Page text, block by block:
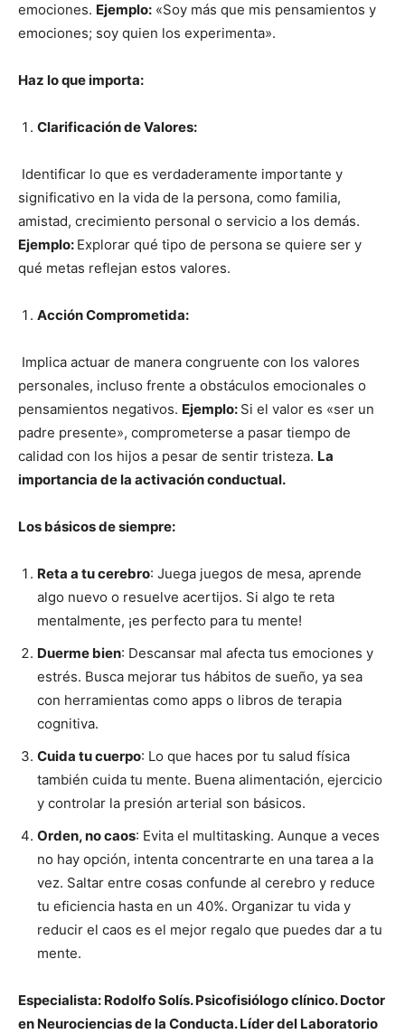
emociones. Ejemplo: «Soy más que mis pensamientos y
emociones; soy quien los experimenta».
Haz lo que importa:
Clarificación de Valores:
Identificar lo que es verdaderamente importante y
significativo en la vida de la persona, como familia,
amistad, crecimiento personal o servicio a los demás.
Ejemplo: Explorar qué tipo de persona se quiere ser y
qué metas reflejan estos valores.
Acción Comprometida:
Implica actuar de manera congruente con los valores
personales, incluso frente a obstáculos emocionales o
pensamientos negativos. Ejemplo: Si el valor es «ser un
padre presente», comprometerse a pasar tiempo de
calidad con los hijos a pesar de sentir tristeza. La
importancia de la activación conductual.
Los básicos de siempre:
Reta a tu cerebro: Juega juegos de mesa, aprende
algo nuevo o resuelve acertijos. Si algo te reta
mentalmente, ¡es perfecto para tu mente!
Duerme bien: Descansar mal afecta tus emociones y
estrés. Busca mejorar tus hábitos de sueño, ya sea
con herramientas como apps o libros de terapia
cognitiva.
Cuida tu cuerpo: Lo que haces por tu salud física
también cuida tu mente. Buena alimentación, ejercicio
y controlar la presión arterial son básicos.
Orden, no caos: Evita el multitasking. Aunque a veces
no hay opción, intenta concentrarte en una tarea a la
vez. Saltar entre cosas confunde al cerebro y reduce
tu eficiencia hasta en un 40%. Organizar tu vida y
reducir el caos es el mejor regalo que puedes dar a tu
mente.
Especialista: Rodolfo Solís. Psicofisiólogo clínico. Doctor
en Neurociencias de la Conducta. Líder del Laboratorio